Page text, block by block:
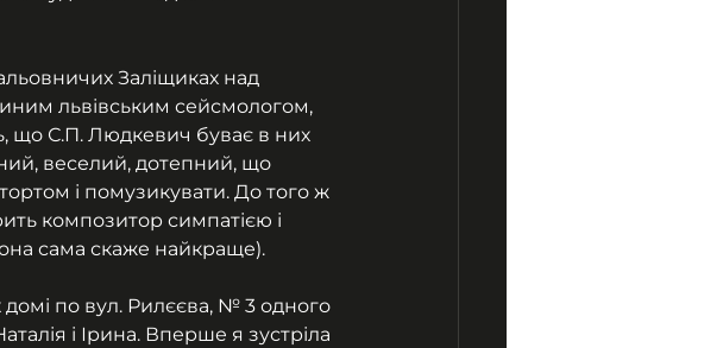
Заліщиках над
львівським сейсмологом,
що С.П. Людкевич буває в них
веселий, дотепний, що
і помузикувати. До того ж
композитор симпатією і
сама скаже найкраще).
по вул. Рилєєва, № 3 одного
і Ірина. Вперше я зустріла